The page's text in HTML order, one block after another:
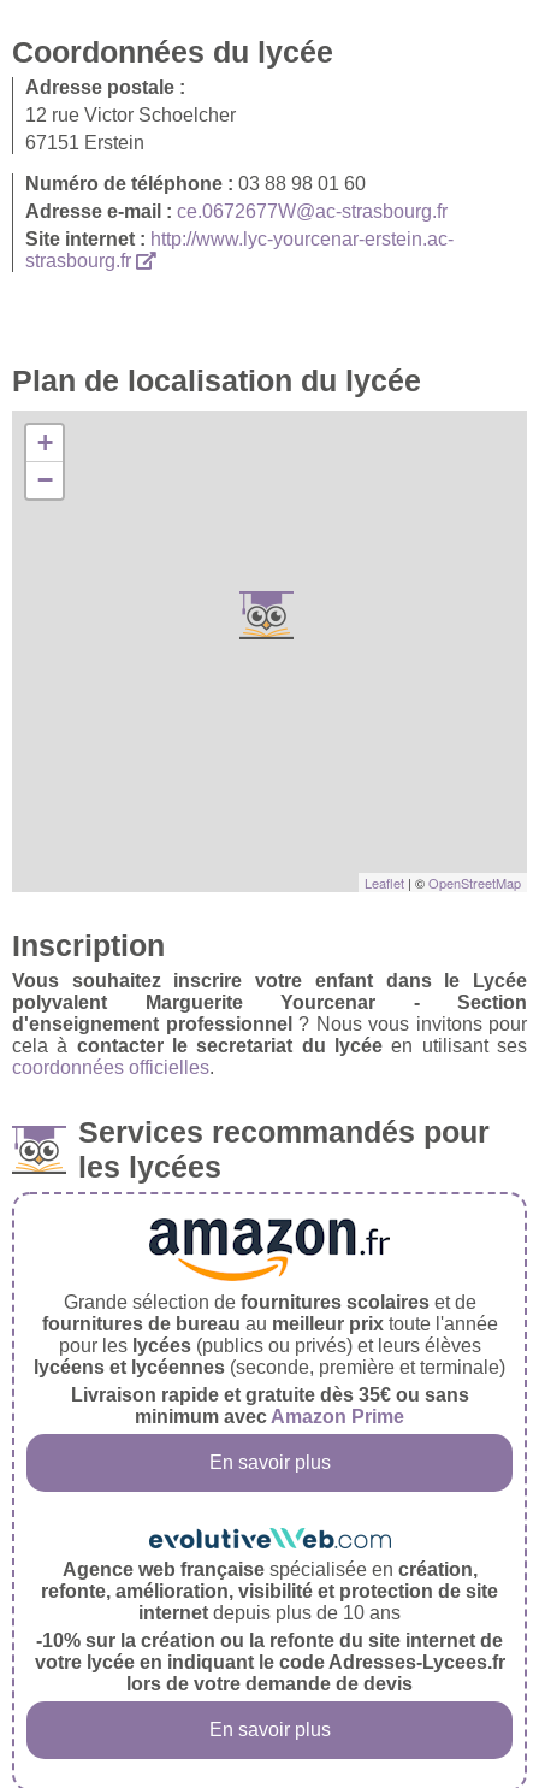
Coordonnées du lycée
Adresse postale :
12 rue Victor Schoelcher
67151 Erstein
Numéro de téléphone : 03 88 98 01 60
Adresse e-mail : ce.0672677W@ac-strasbourg.fr
Site internet : http://www.lyc-yourcenar-erstein.ac-
strasbourg.fr
Plan de localisation du lycée
+
−
Leaflet | ©OpenStreetMap
Inscription
Vous souhaitez inscrire votre enfant dans le Lycée
polyvalent Marguerite Yourcenar - Section
d'enseignement professionnel ? Nous vous invitons pour
cela à contacter le secretariat du lycée en utilisant ses
coordonnées officielles.
Services recommandés pour
les lycées
Grande sélection de fournitures scolaireset de
fournitures de bureau au meilleur prixtoute l'année
pour les lycées(publics ou privés) et leurs élèves
lycéens et lycéennes (seconde, première et terminale)
Livraison rapide et gratuite dès 35€ ou sans
minimum avec Amazon Prime
En savoir plus
Agence web françaisespécialisée en création,
refonte, amélioration, visibilité et protection de site
internet depuis plus de 10 ans
-10% sur la création ou la refonte du site internet de
votre lycée en indiquant le code Adresses-Lycees.fr
lors de votre demande de devis
En savoir plus